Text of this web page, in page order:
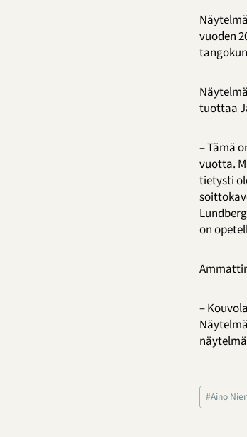
vuoden
tuottaa
– Tämä
vuotta.
tietysti
on
–
#Aino